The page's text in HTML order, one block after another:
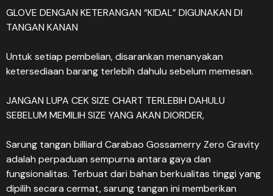
GLOVE DENGAN KETERANGAN “KIDAL” DIGUNAKAN DI
TANGAN KANAN
Untuk setiap pembelian, disarankan menanyakan
ketersediaan barang terlebih dahulu sebelum memesan.
JANGAN LUPA CEK SIZE CHART TERLEBIH DAHULU
SEBELUM MEMILIH SIZE YANG AKAN DIORDER,
Sarung tangan billiard Carabao Gossamerry Zero Gravity
adalah perpaduan sempurna antara gaya dan
fungsionalitas. Terbuat dari bahan berkualitas tinggi yang
dipilih secara cermat, sarung tangan ini memberikan